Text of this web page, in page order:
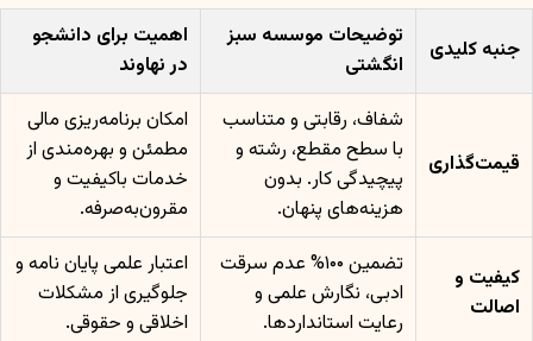
جنبه کلیدی
توضیحات موسسه سبز
انگشتی
اهمیت برای دانشجو
در نهاوند
قیمت‌گذاری
شفاف، رقابتی و متناسب
با سطح مقطع، رشته و
پیچیدگی کار. بدون
هزینه‌های پنهان.
امکان برنامه‌ریزی مالی
مطمئن و بهره‌مندی از
خدمات باکیفیت و
مقرون‌به‌صرفه.
کیفیت و
اصالت
تضمین ۱۰۰% عدم سرقت
ادبی، نگارش علمی و
رعایت استانداردها.
اعتبار علمی پایان نامه و
جلوگیری از مشکلات
اخلاقی و حقوقی.